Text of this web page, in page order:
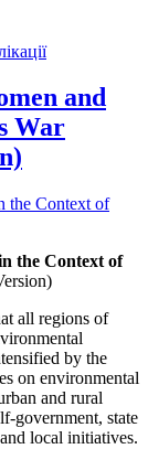
and
War
the Context of
all regions of
by the
on environmental
and rural
government, state
local initiatives.